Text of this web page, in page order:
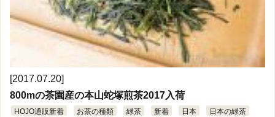
[2017.07.20]
800mの茶園産の本山蛇塚煎茶2017入荷
HOJO通販新着 お茶の種類 緑茶 新着 日本
日本の緑茶